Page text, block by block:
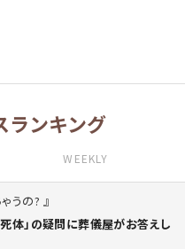
ランキング
WEEKLY
うの?
体」の疑問に葬儀屋がお答えし